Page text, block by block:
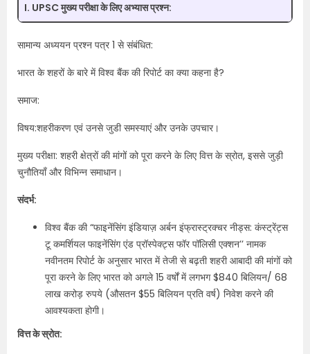
I. UPSC मुख्य परीक्षा के लिए अभ्यास प्रश्न:
सामान्य अध्ययन प्रश्न पत्र 1 से संबंधित:
भारत के शहरों के बारे में विश्व बैंक की रिपोर्ट का क्या कहना है?
समाज:
विषय:शहरीकरण एवं उनसे जुडी समस्याएं और उनके उपचार।
मुख्य परीक्षा: शहरी क्षेत्रों की मांगों को पूरा करने के लिए वित्त के स्रोत, इससे जुड़ी
चुनौतियाँ और विभिन्न समाधान।
संदर्भ:
विश्व बैंक की “फाइनेंसिंग इंडियाज़ अर्बन इंफ्रास्ट्रक्चर नीड्स: कंस्ट्रेंट्स
टू कमर्शियल फाइनेंसिंग एंड प्रॉस्पेक्ट्स फॉर पॉलिसी एक्शन’’ नामक
नवीनतम रिपोर्ट के अनुसार भारत में तेजी से बढ़ती शहरी आबादी की मांगों को
पूरा करने के लिए भारत को अगले 15 वर्षों में लगभग $840 बिलियन/ 68
लाख करोड़ रुपये (औसतन $55 बिलियन प्रति वर्ष) निवेश करने की
आवश्यकता होगी।
वित्त के स्रोत: